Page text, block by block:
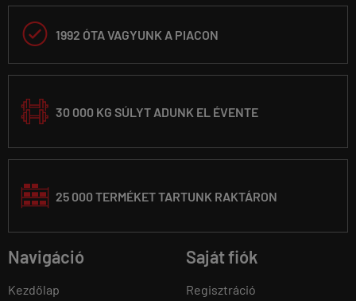
 1992 ÓTA VAGYUNK A PIACON
30 000 KG SÚLYT ADUNK EL ÉVENTE
25 000 TERMÉKET TARTUNK RAKTÁRON
Navigáció
Kezdőlap
Saját fiók
Regisztráció